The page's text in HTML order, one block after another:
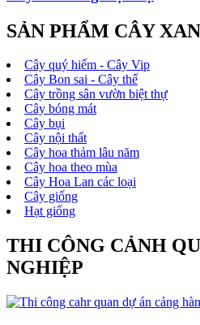
SẢN PHẨM CÂY
Cây quý hiếm - Cây Vip
Cây Bon sai - Cây thế
Cây trồng sân vườn biệt thự
Cây bóng mát
Cây bụi
Cây nội thất
Cây hoa thảm lâu năm
Cây hoa theo mùa
Cây Hoa Lan các loại
Cây giống
Hạt giống
THI CÔNG CẢNH
NGHIỆP